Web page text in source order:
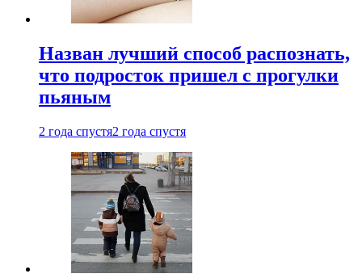
Назван лучший способ распознать,
что подросток пришел с прогулки
пьяным
2 года спустя2 года спустя